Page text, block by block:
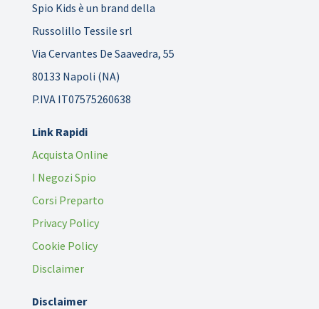
Spio Kids è un brand della
Russolillo Tessile srl
Via Cervantes De Saavedra, 55
80133 Napoli (NA)
P.IVA IT07575260638
Link Rapidi
Acquista Online
I Negozi Spio
Corsi Preparto
Privacy Policy
Cookie Policy
Disclaimer
Disclaimer